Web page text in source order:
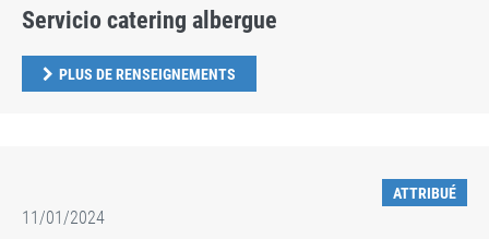
Servicio catering albergue
PLUS DE RENSEIGNEMENTS
ATTRIBUÉ
11/01/2024